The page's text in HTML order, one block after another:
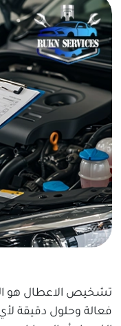
تشخيص الاعطال هو
فعالة وحلول دقيقة